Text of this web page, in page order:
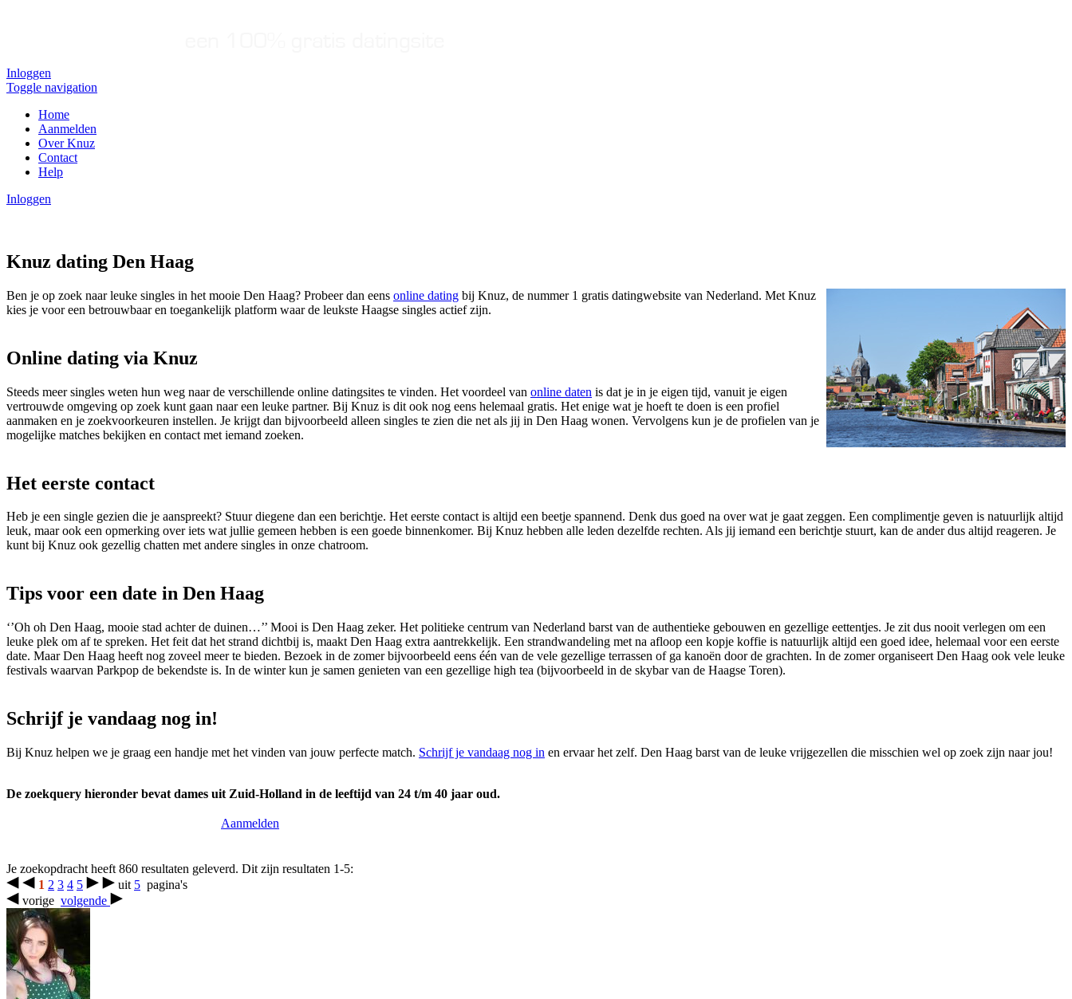
Inloggen
Toggle navigation
Home
Aanmelden
Over Knuz
Contact
Help
Inloggen
Knuz dating Den Haag
Ben je op zoek naar leuke singles in het mooie Den Haag? Probeer dan eens online dating bij Knuz, de nummer 1 gratis datingwebsite van Nederland. Met Knuz
kies je voor een betrouwbaar en toegankelijk platform waar de leukste Haagse singles actief zijn.
Online dating via Knuz
Steeds meer singles weten hun weg naar de verschillende online datingsites te vinden. Het voordeel van online daten is dat je in je eigen tijd, vanuit je eigen
vertrouwde omgeving op zoek kunt gaan naar een leuke partner. Bij Knuz is dit ook nog eens helemaal gratis. Het enige wat je hoeft te doen is een profiel
aanmaken en je zoekvoorkeuren instellen. Je krijgt dan bijvoorbeeld alleen singles te zien die net als jij in Den Haag wonen. Vervolgens kun je de profielen van je
mogelijke matches bekijken en contact met iemand zoeken.
Het eerste contact
Heb je een single gezien die je aanspreekt? Stuur diegene dan een berichtje. Het eerste contact is altijd een beetje spannend. Denk dus goed na over wat je gaat zeggen. Een complimentje geven is natuurlijk altijd
leuk, maar ook een opmerking over iets wat jullie gemeen hebben is een goede binnenkomer. Bij Knuz hebben alle leden dezelfde rechten. Als jij iemand een berichtje stuurt, kan de ander dus altijd reageren. Je
kunt bij Knuz ook gezellig chatten met andere singles in onze chatroom.
Tips voor een date in Den Haag
‘’Oh oh Den Haag, mooie stad achter de duinen…’’ Mooi is Den Haag zeker. Het politieke centrum van Nederland barst van de authentieke gebouwen en gezellige eettentjes. Je zit dus nooit verlegen om een
leuke plek om af te spreken. Het feit dat het strand dichtbij is, maakt Den Haag extra aantrekkelijk. Een strandwandeling met na afloop een kopje koffie is natuurlijk altijd een goed idee, helemaal voor een eerste
date. Maar Den Haag heeft nog zoveel meer te bieden. Bezoek in de zomer bijvoorbeeld eens één van de vele gezellige terrassen of ga kanoën door de grachten. In de zomer organiseert Den Haag ook vele leuke
festivals waarvan Parkpop de bekendste is. In de winter kun je samen genieten van een gezellige high tea (bijvoorbeeld in de skybar van de Haagse Toren).
Schrijf je vandaag nog in!
Bij Knuz helpen we je graag een handje met het vinden van jouw perfecte match. Schrijf je vandaag nog in en ervaar het zelf. Den Haag barst van de leuke vrijgezellen die misschien wel op zoek zijn naar jou!
De zoekquery hieronder bevat dames uit Zuid-Holland in de leeftijd van 24 t/m 40 jaar oud.
Aanmelden
Je zoekopdracht heeft 860 resultaten geleverd. Dit zijn resultaten 1-5:
1 2 3 4 5 uit 5 pagina's
vorige volgende